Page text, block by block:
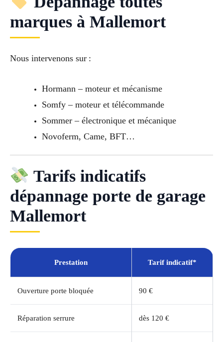
marques à Mallemort
Nous intervenons sur :
Hormann – moteur et mécanisme
Somfy – moteur et télécommande
Sommer – électronique et mécanique
Novoferm, Came, BFT…
Tarifs indicatifs
dépannage porte de garage
Mallemort
Prestation Tarif indicatif*
Ouverture porte bloquée 90 €
Réparation serrure dès 120 €